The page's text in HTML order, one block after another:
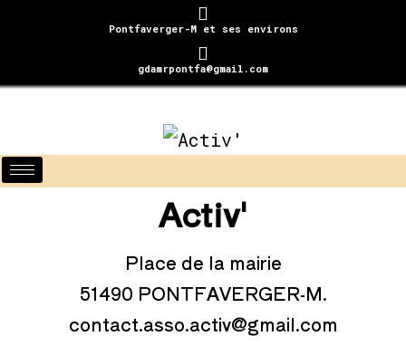
Pontfaverger-M et ses environs
gdamrpontfa@gmail.com
Activ'
Place de la mairie
51490 PONTFAVERGER-M.
contact.asso.activ@gmail.com